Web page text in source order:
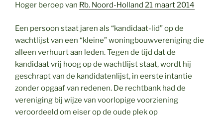
Hoger beroep van Rb. Noord-Holland 21 maart 2014
Een persoon staat jaren als “kandidaat-lid” op de
wachtlijst van een “kleine” woningbouwvereniging die
alleen verhuurt aan leden. Tegen de tijd dat de
kandidaat vrij hoog op de wachtlijst staat, wordt hij
geschrapt van de kandidatenlijst, in eerste intantie
zonder opgaaf van redenen. De rechtbank had de
vereniging bij wijze van voorlopige voorziening
veroordeeld om eiser op de oude plek op